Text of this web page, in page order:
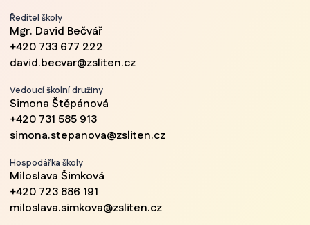
Ředitel školy
Mgr. David Bečvář
+420 733 677 222
david.becvar@zsliten.cz
Vedoucí školní družiny
Simona Štěpánová
+420 731 585 913
simona.stepanova@zsliten.cz
Hospodářka školy
Miloslava Šimková
+420 723 886 191
miloslava.simkova@zsliten.cz